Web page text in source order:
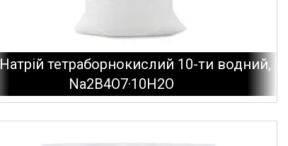
Натрій тетраборнокислий 10-ти водний,
Na2B4O7·10H2O